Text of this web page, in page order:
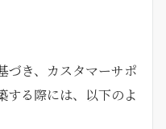
づき、カスタマーサポ
する際には、以下のよ